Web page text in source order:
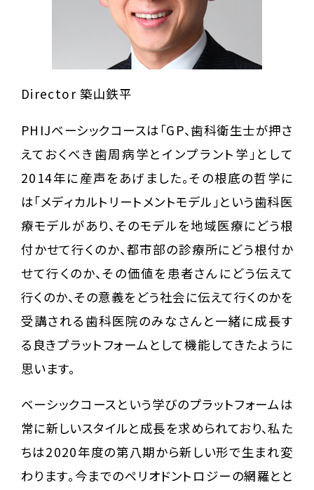
Director 築山鉄平
PHIJベーシックコースは「GP、歯科衛生士が押さ
えておくべき歯周病学とインプラント学」として
2014年に産声をあげました。その根底の哲学に
は「メディカルトリートメントモデル」という歯科医
療モデルがあり、そのモデルを地域医療にどう根
付かせて行くのか、都市部の診療所にどう根付か
せて行くのか、その価値を患者さんにどう伝えて
行くのか、その意義をどう社会に伝えて行くのかを
受講される歯科医院のみなさんと一緒に成長す
る良きプラットフォームとして機能してきたように
思います。
ベーシックコースという学びのプラットフォームは
常に新しいスタイルと成長を求められており、私た
ちは2020年度の第八期から新しい形で生まれ変
わります。今までのペリオドントロジーの網羅とと